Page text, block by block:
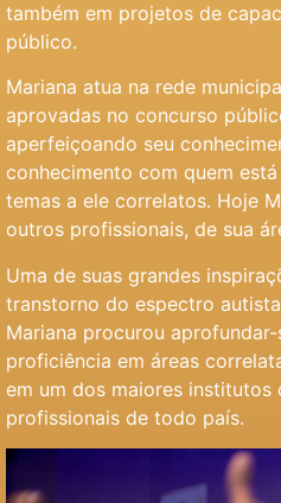
também em projetos de
público.
Mariana atua na rede
aprovadas no concurso
aperfeiçoando seu
conhecimento com quem
temas a ele correlatos. Hoje
outros profissionais, de sua
Uma de suas grandes
transtorno do espectro
Mariana procurou
proficiência em áreas
em um dos maiores institutos
profissionais de todo país.